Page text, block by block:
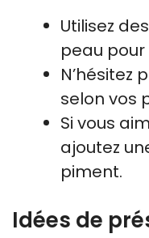
Utilisez
peau
N’hésitez
selon vos
Si vous
ajoutez
piment.
Idées de